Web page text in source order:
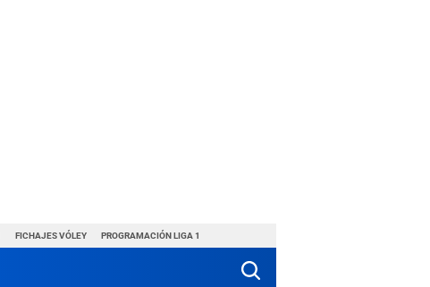
FICHAJES VÓLEY PROGRAMACIÓN LIGA 1